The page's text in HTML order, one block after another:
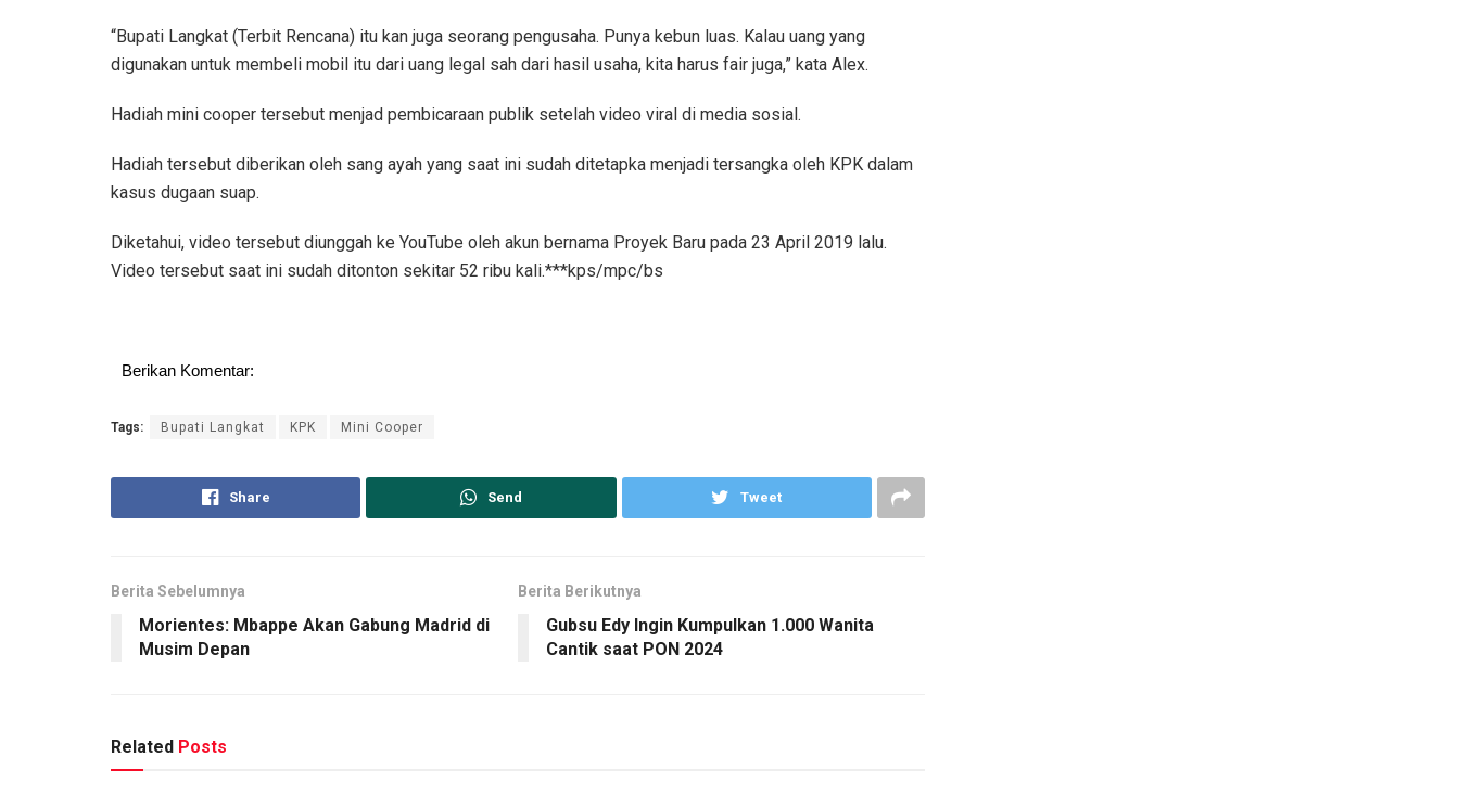
“Bupati Langkat (Terbit Rencana) itu kan juga seorang pengusaha. Punya kebun luas. Kalau uang yang
digunakan untuk membeli mobil itu dari uang legal sah dari hasil usaha, kita harus fair juga,” kata Alex.
Hadiah mini cooper tersebut menjad pembicaraan publik setelah video viral di media sosial.
Hadiah tersebut diberikan oleh sang ayah yang saat ini sudah ditetapka menjadi tersangka oleh KPK dalam
kasus dugaan suap.
Diketahui, video tersebut diunggah ke YouTube oleh akun bernama Proyek Baru pada 23 April 2019 lalu.
Video tersebut saat ini sudah ditonton sekitar 52 ribu kali.***kps/mpc/bs
Berikan Komentar:
Tags: Bupati Langkat KPK Mini Cooper
Share Send Tweet
Berita Sebelumnya
Morientes: Mbappe Akan Gabung Madrid di
Musim Depan
Berita Berikutnya
Gubsu Edy Ingin Kumpulkan 1.000 Wanita
Cantik saat PON 2024
Related Posts